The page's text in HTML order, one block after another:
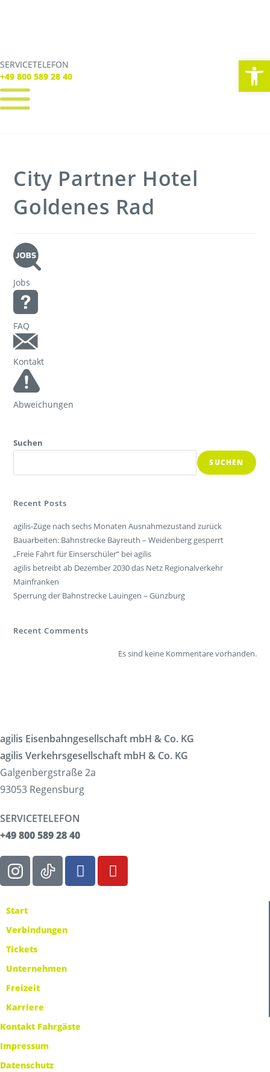
SERVICETELEFON
+49 800 589 28 40
SERVICE TELEFON
+49 800 589 28 40
Tickets
Freizeit
Unternehmen
City Partner Hotel
Goldenes Rad
Jobs
FAQ
Kontakt
Abweichungen
Suchen
SUCHEN
Recent Posts
agilis-Züge nach sechs Monaten Ausnahmezustand zurück
Bauarbeiten: Bahnstrecke Bayreuth – Weidenberg gesperrt
„Freie Fahrt für Einserschüler“ bei agilis
agilis betreibt ab Dezember 2030 das Netz Regionalverkehr
Mainfranken
Sperrung der Bahnstrecke Lauingen – Günzburg
Recent Comments
Es sind keine Kommentare vorhanden.
agilis Eisenbahngesellschaft mbH & Co. KG
agilis Verkehrsgesellschaft mbH & Co. KG
Galgenbergstraße 2a
93053 Regensburg
SERVICETELEFON
+49 800 589 28 40
Start
Verbindungen
Tickets
Unternehmen
Freizeit
Karriere
Kontakt Fahrgäste
Impressum
Datenschutz